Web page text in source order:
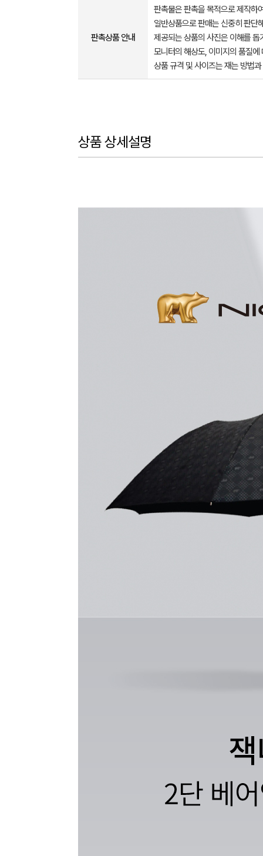
판촉상품 안내
판촉물은 판촉을 목적으로 제작하
일반상품으로 판매는 신중히 판단
제공되는 상품의 사진은 이해를
모니터의 해상도, 이미지의 품질
상품 규격 및 사이즈는 재는 방법
상품 상세설명